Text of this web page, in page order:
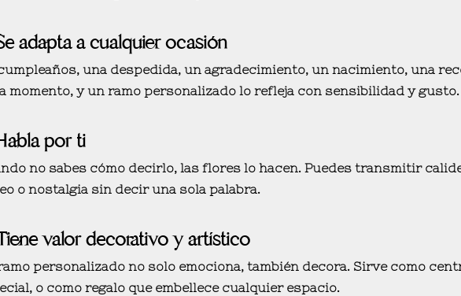
adapta a cualquier ocasión
una despedida, un agradecimiento, un nacimiento, una
momento, y un ramo personalizado lo refleja con sensibilidad y gusto.
por ti
no sabes cómo decirlo, las flores lo hacen. Puedes transmitir
o nostalgia sin decir una sola palabra.
valor decorativo y artístico
personalizado no solo emociona, también decora. Sirve como
o como regalo que embellece cualquier espacio.